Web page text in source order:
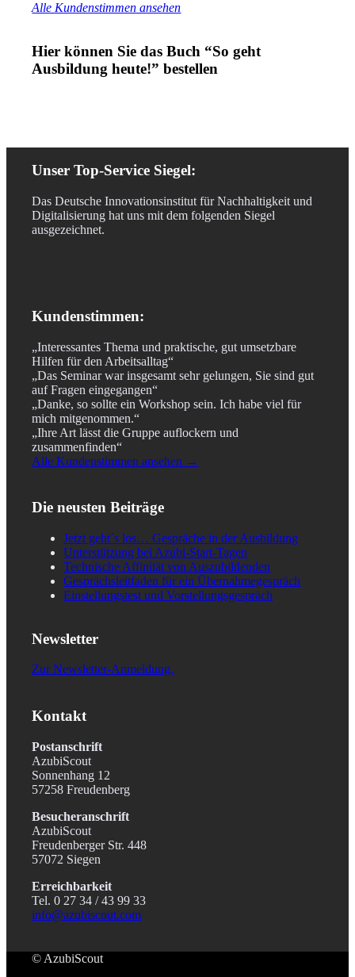
Alle Kundenstimmen ansehen
Hier können Sie das Buch “So geht
Ausbildung heute!” bestellen
Unser Top-Service Siegel:
Das Deutsche Innovationsinstitut für Nachhaltigkeit und
Digitalisierung hat uns mit dem folgenden Siegel
ausgezeichnet.
Kundenstimmen:
„Interessantes Thema und praktische, gut umsetzbare
Hilfen für den Arbeitsalltag“
„Das Seminar war insgesamt sehr gelungen, Sie sind gut
auf Fragen eingegangen“
„Danke, so sollte ein Workshop sein. Ich habe viel für
mich mitgenommen.“
„Ihre Art lässt die Gruppe auflockern und
zusammenfinden“
Alle Kundenstimmen ansehen →
Die neusten Beiträge
Jetzt geht´s los… Gespräche in der Ausbildung
Unterstützung bei Azubi-Start-Tagen
Technische Affinität von Auszubildenden
Gesprächsleitfaden für ein Übernahmegespräch
Einstellungstest und Vorstellungsgespräch
Newsletter
Zur Newsletter-Anmeldung.
Kontakt
Postanschrift
AzubiScout
Sonnenhang 12
57258 Freudenberg
Besucheranschrift
AzubiScout
Freudenberger Str. 448
57072 Siegen
Erreichbarkeit
Tel. 0 27 34 / 43 99 33
info@azubiscout.com
© AzubiScout